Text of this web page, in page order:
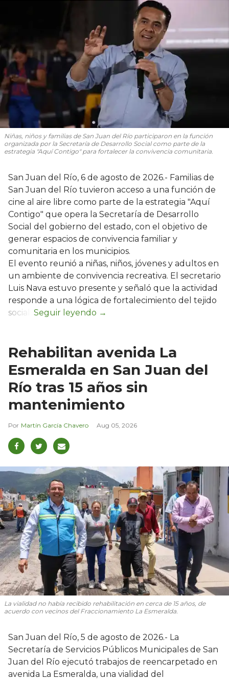
Niñas, niños y familias de San Juan del Río participaron en la función
organizada por la Secretaría de Desarrollo Social como parte de la
estrategia "Aquí Contigo" para fortalecer la convivencia comunitaria.
San Juan del Río, 6 de agosto de 2026.- Familias de
San Juan del Río tuvieron acceso a una función de
cine al aire libre como parte de la estrategia "Aquí
Contigo" que opera la Secretaría de Desarrollo
Social del gobierno del estado, con el objetivo de
generar espacios de convivencia familiar y
comunitaria en los municipios.
El evento reunió a niñas, niños, jóvenes y adultos en
un ambiente de convivencia recreativa. El secretario
Luis Nava estuvo presente y señaló que la actividad
responde a una lógica de fortalecimiento del tejido
social:
Rehabilitan avenida La
Esmeralda en San Juan del
Río tras 15 años sin
mantenimiento
Martín García Chavero Aug 05, 2026
La vialidad no había recibido rehabilitación en cerca de 15 años, de
acuerdo con vecinos del Fraccionamiento La Esmeralda.
San Juan del Río, 5 de agosto de 2026.- La
Secretaría de Servicios Públicos Municipales de San
Juan del Río ejecutó trabajos de reencarpetado en
avenida La Esmeralda, una vialidad del